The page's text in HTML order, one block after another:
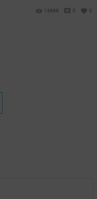
13698 0 0